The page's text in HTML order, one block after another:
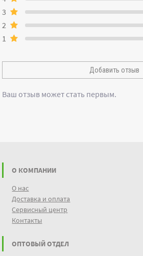
Ваш отзыв может стать первым.
3
2
1
Добавить отзыв
О КОМПАНИИ
О нас
Доставка и оплата
Сервисный центр
Контакты
ОПТОВЫЙ ОТДЕЛ